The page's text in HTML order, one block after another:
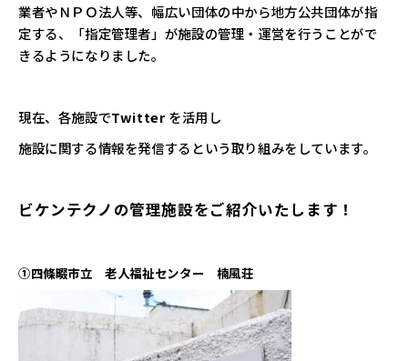
業者やＮＰＯ法人等、幅広い団体の中から地方公共団体が指
定する、「指定管理者」が施設の管理・運営を行うことがで
きるようになりました。
現在、各施設でTwitterを活用し
施設に関する情報を発信するという取り組みをしています。
ビケンテクノの管理施設をご紹介いたします！
①四條畷市立 老人福祉センター 楠風荘